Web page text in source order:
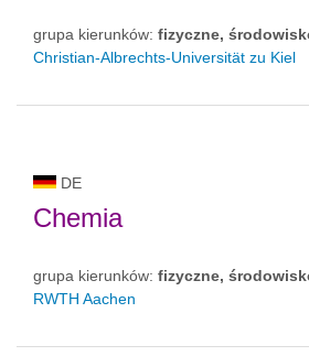
grupa kierunków: fizyczne,
Christian-Albrechts-Universität zu Kiel
DE
Chemia
grupa kierunków: fizyczne,
RWTH Aachen